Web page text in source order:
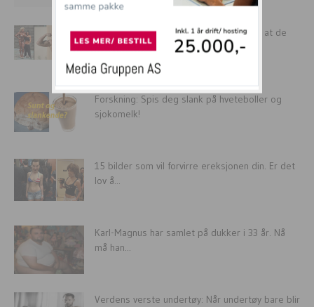
16 SINNSYKE muskeljenter som glemte at de
var jenter og ble...
Forskning: Spis deg slank på hveteboller og
sjokomelk!
15 bilder som vil forvirre ereksjonen din. Er det
lov å...
Karl-Magnus har samlet på dukker i 33 år. Nå
må han...
Verdens verste undertøy: Når undertøy bare blir